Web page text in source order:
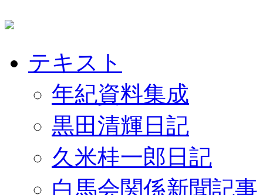
テキスト
年紀資料集成
黒田清輝日記
久米桂一郎日記
白馬会関係新聞記事